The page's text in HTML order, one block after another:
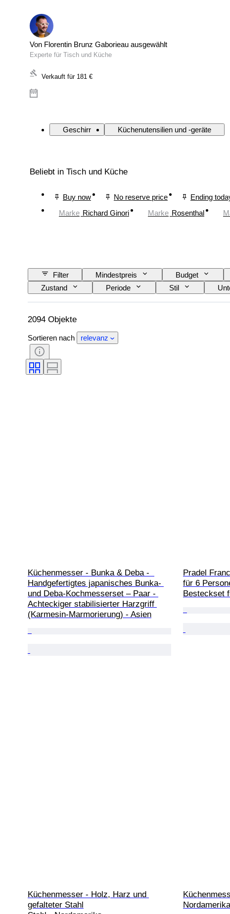
Von Florentin Brunz Gaborieau ausgewählt
Experte für Tisch und Küche
Verkauft für 181 €
Geschirr Küchenutensilien und -geräte
Beliebt in Tisch und Küche
Buy now No reserve price Ending
Marke Richard Ginori Marke Rosenthal
Filter Mindestpreis Budget
Zustand
Periode Stil
Künstler
Original/Nachbau Verkauft
2094 Objekte
Sortieren nach relevanz
Küchenmesser - Bunka & Deba -
Handgefertigtes japanisches Bunka-
und Deba-Kochmesserset – Paar -
Achteckiger stabilisierter Harzgriff
(Karmesin-Marmorierung) - Asien
Pradel
für 6
Besteckset
Küchenmesser - Holz, Harz und
gefalteter Stahl
Nordamerika